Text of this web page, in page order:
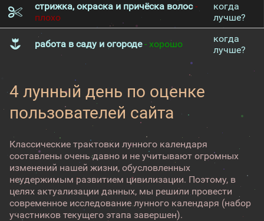
стрижка, окраска и причёска волос-
плохо
когда
лучше?
работа в саду и огороде- хорошо
когда
лучше?
4 лунный день по оценке
пользователей сайта
Классические трактовки лунного календаря
составлены очень давно и не учитывают огромных
изменений нашей жизни, обусловленных
неудержимым развитием цивилизации. Поэтому, в
целях актуализации данных, мы решили провести
современное исследование лунного календаря (набор
участников текущего этапа завершен).